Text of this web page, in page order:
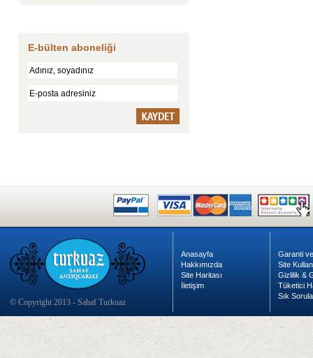
E-bülten aboneliği
© Copyright 2013 - Sahaf Turkuaz
Anasayfa
Hakkımızda
Site Haritası
İletişim
Garanti
Site
Gizlilik &
Tüketici
Sık